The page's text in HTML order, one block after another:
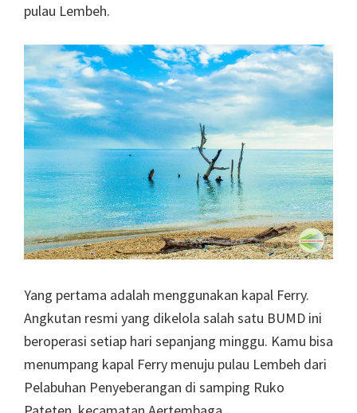
pulau Lembeh.
Yang pertama adalah menggunakan kapal Ferry.
Angkutan resmi yang dikelola salah satu BUMD ini
beroperasi setiap hari sepanjang minggu. Kamu bisa
menumpang kapal Ferry menuju pulau Lembeh dari
Pelabuhan Penyeberangan di samping Ruko